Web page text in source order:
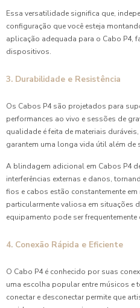
Essa versatilidade significa que,
configuração que você esteja
aplicação adequada para o Cabo P4,
dispositivos.
3. Durabilidade e Resistência
Os Cabos P4 são projetados para
performances ao vivo e sessões de
qualidade é feita de materiais
garantem uma longa vida útil além de
A blindagem adicional em Cabos P4
interferências externas e danos,
fios e cabos estão constantemente
particularmente valiosa em situações
equipamento pode ser
4. Conexão Rápida e Eficiente
O Cabo P4 é conhecido por suas
uma escolha popular entre músicos e
conectar e desconectar permite que